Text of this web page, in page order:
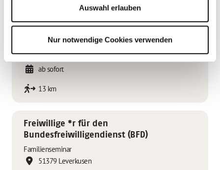
Auswahl erlauben
Nur notwendige Cookies verwenden
Ergänzungskraft
Kindertagesstätte Langforter Straße
ab sofort
13 km
Freiwillige *r für den
Bundesfreiwilligendienst (BFD)
Familienseminar
51379 Leverkusen